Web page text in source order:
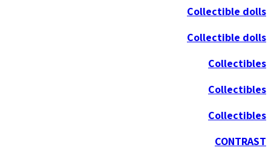
Collectible dolls
Collectible dolls
Collectibles
Collectibles
Collectibles
CONTRAST